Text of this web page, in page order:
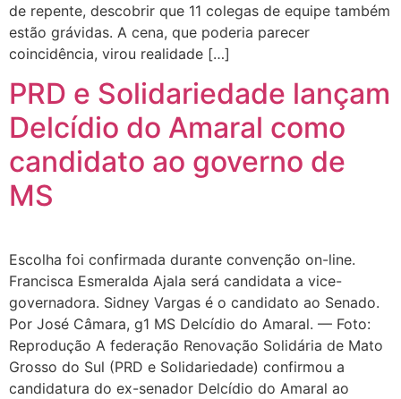
de repente, descobrir que 11 colegas de equipe também
estão grávidas. A cena, que poderia parecer
coincidência, virou realidade […]
PRD e Solidariedade lançam
Delcídio do Amaral como
candidato ao governo de
MS
Escolha foi confirmada durante convenção on-line.
Francisca Esmeralda Ajala será candidata a vice-
governadora. Sidney Vargas é o candidato ao Senado.
Por José Câmara, g1 MS Delcídio do Amaral. — Foto:
Reprodução A federação Renovação Solidária de Mato
Grosso do Sul (PRD e Solidariedade) confirmou a
candidatura do ex-senador Delcídio do Amaral ao